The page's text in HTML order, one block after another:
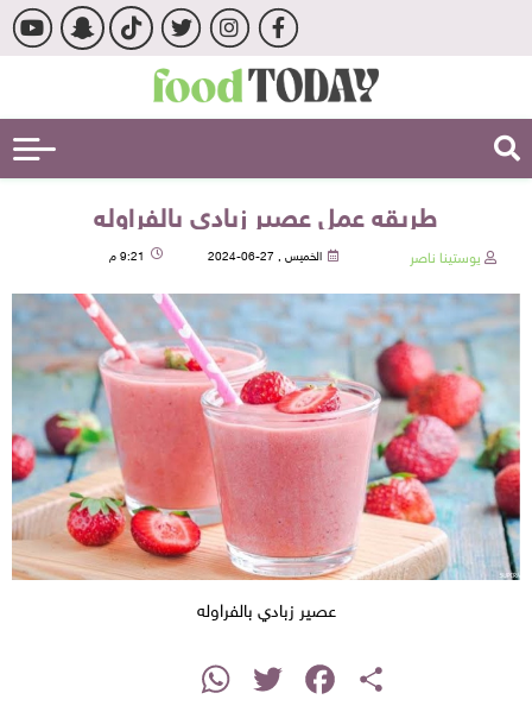
طريقه عمل عصير زبادي بالفراوله
يوستينا ناصر الخميس , 27-06-2024 9:21 م
عصير زبادي بالفراوله
Share
Facebook
Twitter
WhatsApp